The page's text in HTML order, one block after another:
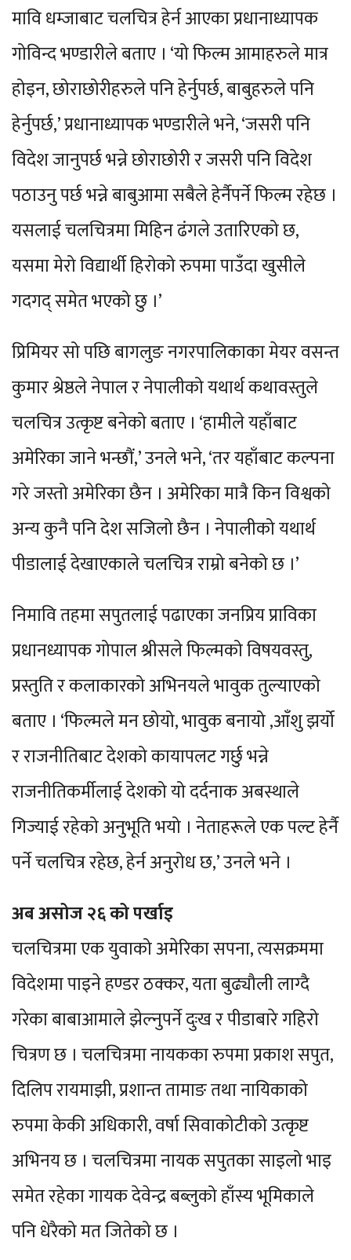
मावि धम्जाबाट चलचित्र हेर्न आएका प्रधानाध्यापक
गोविन्द भण्डारीले बताए । ‘यो फिल्म आमाहरुले मात्र
होइन, छोराछोरीहरुले पनि हेर्नुपर्छ, बाबुहरुले पनि
हेर्नुपर्छ,’ प्रधानाध्यापक भण्डारीले भने, ‘जसरी पनि
विदेश जानुपर्छ भन्ने छोराछोरी र जसरी पनि विदेश
पठाउनु पर्छ भन्ने बाबुआमा सबैले हेर्नैपर्ने फिल्म रहेछ ।
यसलाई चलचित्रमा मिहिन ढंगले उतारिएको छ,
यसमा मेरो विद्यार्थी हिरोको रुपमा पाउँदा खुसीले
गदगद् समेत भएको छु ।’
प्रिमियर सो पछि बागलुङ नगरपालिकाका मेयर वसन्त
कुमार श्रेष्ठले नेपाल र नेपालीको यथार्थ कथावस्तुले
चलचित्र उत्कृष्ट बनेको बताए । ‘हामीले यहाँबाट
अमेरिका जाने भन्छौं,’ उनले भने, ‘तर यहाँबाट कल्पना
गरे जस्तो अमेरिका छैन । अमेरिका मात्रै किन विश्वको
अन्य कुनै पनि देश सजिलो छैन । नेपालीको यथार्थ
पीडालाई देखाएकाले चलचित्र राम्रो बनेको छ ।’
निमावि तहमा सपुतलाई पढाएका जनप्रिय प्राविका
प्रधानध्यापक गोपाल श्रीसले फिल्मको विषयवस्तु,
प्रस्तुति र कलाकारको अभिनयले भावुक तुल्याएको
बताए । ‘फिल्मले मन छोयो, भावुक बनायो ,आँशु झर्यो
र राजनीतिबाट देशको कायापलट गर्छु भन्ने
राजनीतिकर्मीलाई देशको यो दर्दनाक अबस्थाले
गिज्याई रहेको अनुभूति भयो । नेताहरूले एक पल्ट हेर्नै
पर्ने चलचित्र रहेछ, हेर्न अनुरोध छ,’ उनले भने ।
अब असोज २६ को पर्खाइ
चलचित्रमा एक युवाको अमेरिका सपना, त्यसक्रममा
विदेशमा पाइने हण्डर ठक्कर, यता बुढ्यौली लाग्दै
गरेका बाबाआमाले झेल्नुपर्ने दुःख र पीडाबारे गहिरो
चित्रण छ । चलचित्रमा नायकका रुपमा प्रकाश सपुत,
दिलिप रायमाझी, प्रशान्त तामाङ तथा नायिकाको
रुपमा केकी अधिकारी, वर्षा सिवाकोटीको उत्कृष्ट
अभिनय छ । चलचित्रमा नायक सपुतका साइलो भाइ
समेत रहेका गायक देवेन्द्र बब्लुको हाँस्य भूमिकाले
पनि धेरैको मत जितेको छ ।